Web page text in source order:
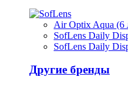
Air Optix Aqua (6
SofLens Daily
SofLens Daily
Другие бренды